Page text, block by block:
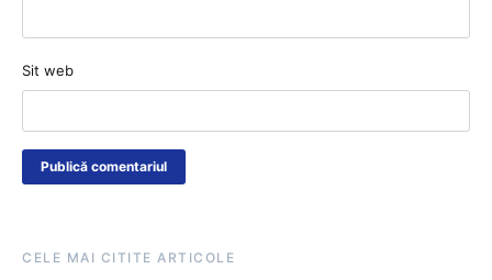
Sit web
CELE MAI CITITE ARTICOLE